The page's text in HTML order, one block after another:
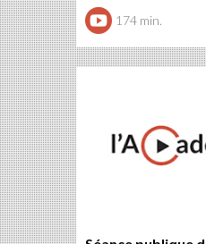
174 min.